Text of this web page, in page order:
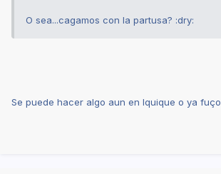
O sea...cagamos con la partusa? :dry:
Se puede hacer algo aun en Iquique o ya fuço